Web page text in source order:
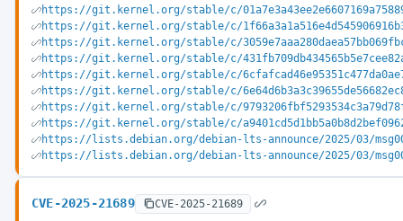
https://git.kernel.org/stable/c/
https://git.kernel.org/stable/c/
https://git.kernel.org/stable/c/
https://git.kernel.org/stable/c/
https://git.kernel.org/stable/c/
https://git.kernel.org/stable/c/
https://git.kernel.org/stable/c/
https://git.kernel.org/stable/c/
https://lists.debian.org/debian-lts-announce/2025/03/
https://lists.debian.org/debian-lts-announce/2025/03/
CVE-2025-21689 CVE-2025-21689